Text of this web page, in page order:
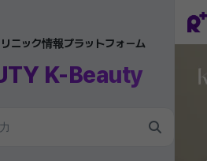
ニック情報プラットフォーム
K-Beauty